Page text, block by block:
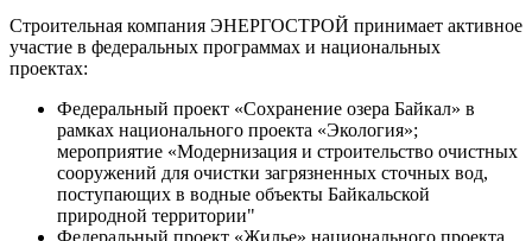
Строительная компания ЭНЕРГОСТРОЙ принимает активное
участие в федеральных программах и национальных
проектах:
Федеральный проект «Сохранение озера Байкал» в
рамках национального проекта «Экология»;
мероприятие «Модернизация и строительство очистных
сооружений для очистки загрязненных сточных вод,
поступающих в водные объекты Байкальской
природной территории"
Федеральный проект «Жилье» национального проекта